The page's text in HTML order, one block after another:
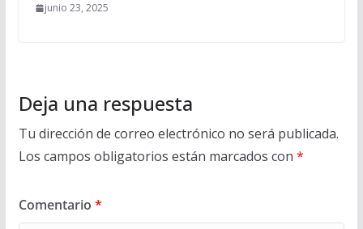
junio 23, 2025
Deja una respuesta
Tu dirección de correo electrónico no será publicada.
Los campos obligatorios están marcados con *
Comentario *